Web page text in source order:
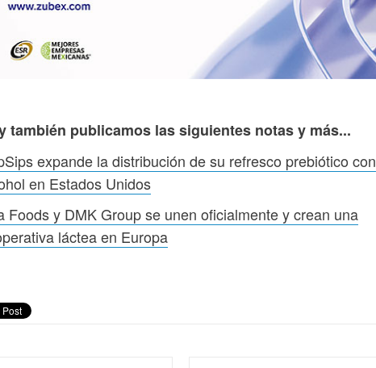
también publicamos las siguientes notas y más...
expande la distribución de su refresco prebiótico con
en Estados Unidos
Foods y DMK Group se unen oficialmente y crean una
láctea en Europa